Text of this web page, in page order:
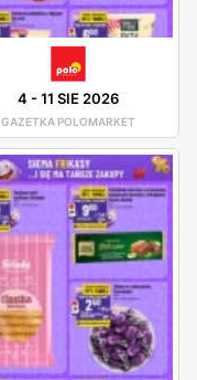
4 -11 SIE 2026
GAZETKA POLOMARKET